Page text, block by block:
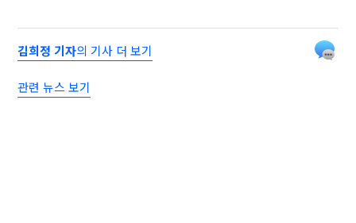
김희정 기자의 기사 더 보기
관련 뉴스 보기